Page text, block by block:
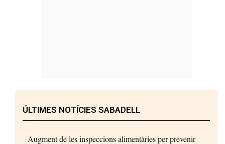
ÚLTIMES NOTÍCIES SABADELL
Augment de les inspeccions alimentàries per prevenir